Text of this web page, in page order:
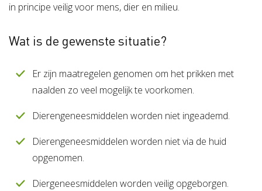
in principe veilig voor mens, dier en milieu.
Wat is de gewenste situatie?
Er zijn maatregelen genomen om het prikken met
naalden zo veel mogelijk te voorkomen.
Dierengeneesmiddelen worden niet ingeademd.
Dierengeneesmiddelen worden niet via de huid
opgenomen.
Diergeneesmiddelen worden veilig opgeborgen.